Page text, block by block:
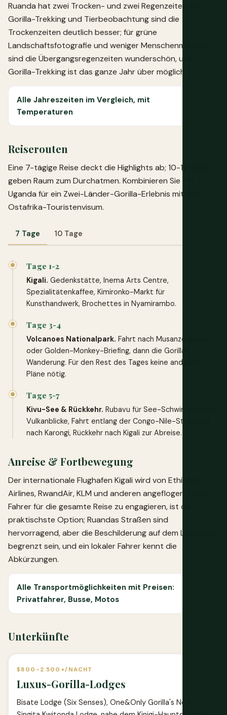
Ruanda hat zwei Trocken- und zwei Regenzeiten. Für
Gorilla-Trekking und Tierbeobachtung sind die
Trockenzeiten deutlich besser; für grüne
Landschaftsfotografie und weniger Menschenmassen
sind die Übergangsregenzeiten wunderschön, und
Gorilla-Trekking ist das ganze Jahr über möglich.
Alle Jahreszeiten im Vergleich, mit
Temperaturen
Reiserouten
Eine 7-tägige Reise deckt die Highlights ab; 10-12 Tage
geben Raum zum Durchatmen. Kombinieren Sie mit
Uganda für ein Zwei-Länder-Gorilla-Erlebnis mit dem
Ostafrika-Touristenvisum.
7 Tage 10 Tage
Tage 1-2
Kigali. Gedenkstätte, Inema Arts Centre,
Spezialitätenkaffee, Kimironko-Markt für
Kunsthandwerk, Brochettes in Nyamirambo.
Tage 3-4
Volcanoes Nationalpark. Fahrt nach Musanze, Kultur-
oder Golden-Monkey-Briefing, dann die Gorilla-
Wanderung. Für den Rest des Tages keine anderen
Pläne nötig.
Tage 5-7
Kivu-See & Rückkehr. Rubavu für See-Schwimmen und
Vulkanblicke, Fahrt entlang der Congo-Nile-Steilwand
nach Karongi, Rückkehr nach Kigali zur Abreise.
Anreise & Fortbewegung
Der internationale Flughafen Kigali wird von Ethiopian
Airlines, RwandAir, KLM und anderen angeflogen. Einen
Fahrer für die gesamte Reise zu engagieren, ist die
praktischste Option; Ruandas Straßen sind
hervorragend, aber die Beschilderung auf dem Land kann
begrenzt sein, und ein lokaler Fahrer kennt die
Abkürzungen.
Alle Transportmöglichkeiten mit Preisen:
Privatfahrer, Busse, Motos
Unterkünfte
$800-2.500+/NACHT
Luxus-Gorilla-Lodges
Bisate Lodge (Six Senses), One&Only Gorilla's Nest,